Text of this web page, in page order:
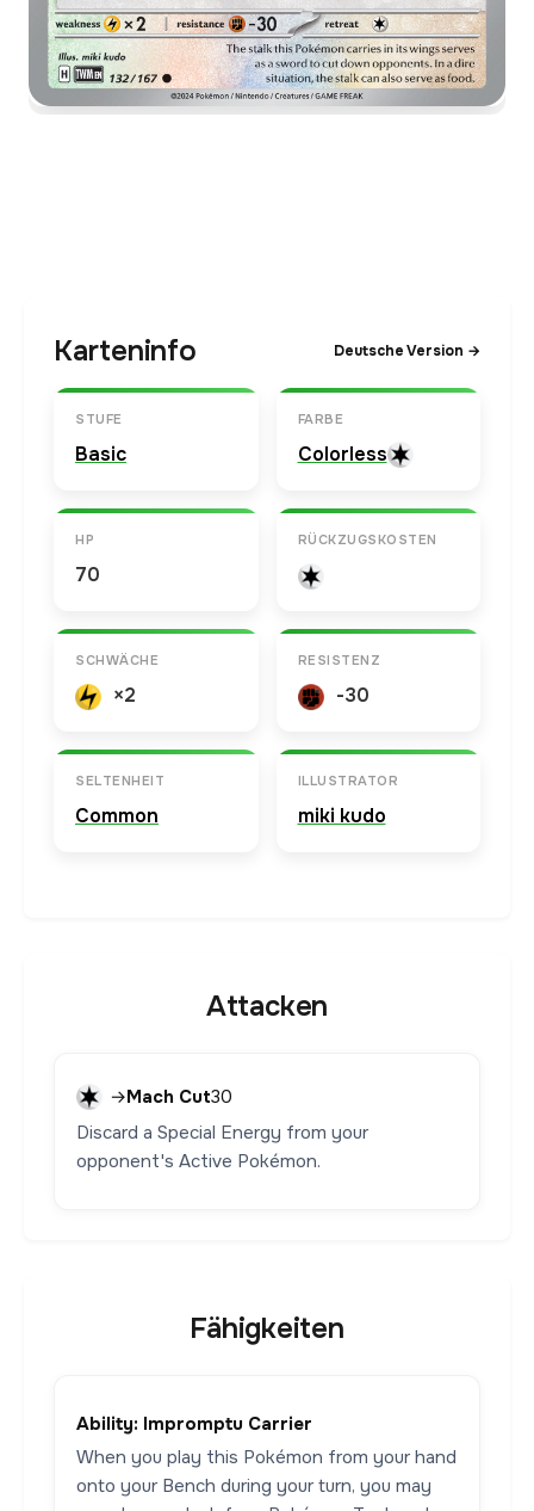
Karteninfo Deutsche Version →
STUFE
Basic
FARBE
Colorless
HP
70
RÜCKZUGSKOSTEN
SCHWÄCHE
×2
RESISTENZ
-30
SELTENHEIT
Common
ILLUSTRATOR
miki kudo
Attacken
→Mach Cut30
Discard a Special Energy from your
opponent's Active Pokémon.
Fähigkeiten
Ability: Impromptu Carrier
When you play this Pokémon from your hand
onto your Bench during your turn, you may